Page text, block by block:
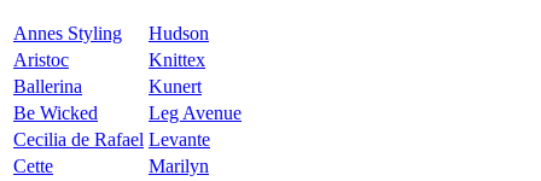
Annes Styling
Hudson
Aristoc
Knittex
Ballerina
Kunert
Be Wicked
Leg Avenue
Cecilia de Rafael Levante
Cette
Marilyn